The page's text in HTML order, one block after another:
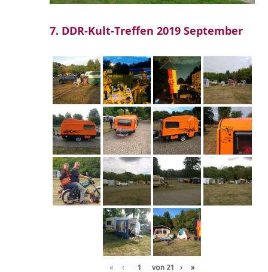
7. DDR-Kult-Treffen 2019 September
« ‹ von 21 › »